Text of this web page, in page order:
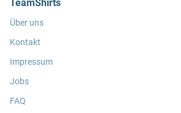
TeamShirts
Über uns
Kontakt
Impressum
Jobs
FAQ